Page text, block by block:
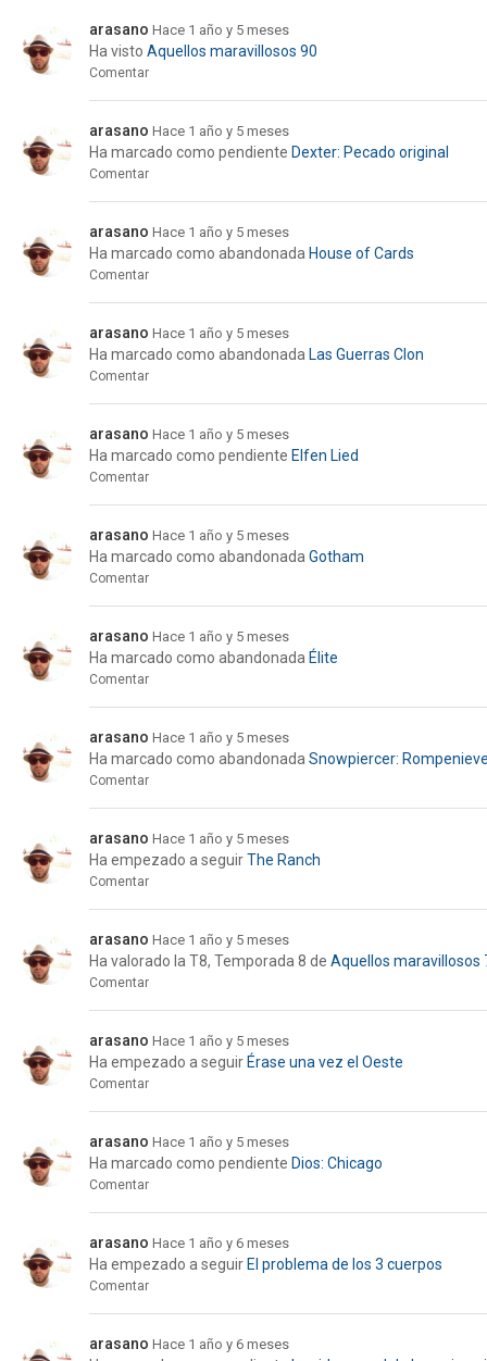
arasano Hace 1 año y 5 meses
Ha visto Aquellos maravillosos 90
Comentar
arasano Hace 1 año y 5 meses
Ha marcado como pendiente Dexter: Pecado original
Comentar
arasano Hace 1 año y 5 meses
Ha marcado como abandonada House of Cards
Comentar
arasano Hace 1 año y 5 meses
Ha marcado como abandonada Las Guerras Clon
Comentar
arasano Hace 1 año y 5 meses
Ha marcado como pendiente Elfen Lied
Comentar
arasano Hace 1 año y 5 meses
Ha marcado como abandonada Gotham
Comentar
arasano Hace 1 año y 5 meses
Ha marcado como abandonada Élite
Comentar
arasano Hace 1 año y 5 meses
Ha marcado como abandonada Snowpiercer:
Comentar
arasano Hace 1 año y 5 meses
Ha empezado a seguirThe Ranch
Comentar
arasano Hace 1 año y 5 meses
Ha valorado la T8, Temporada 8 de Aquellos maravillosos
Comentar
arasano Hace 1 año y 5 meses
Ha empezado a seguir Érase una vez el Oeste
Comentar
arasano Hace 1 año y 5 meses
Ha marcado como pendiente Dios: Chicago
Comentar
arasano Hace 1 año y 6 meses
Ha empezado a seguir El problema de los 3 cuerpos
Comentar
arasano Hace 1 año y 6 meses